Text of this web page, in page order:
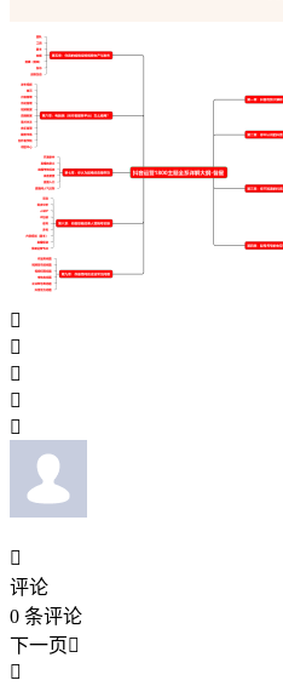






评论
0 条评论
下一页
